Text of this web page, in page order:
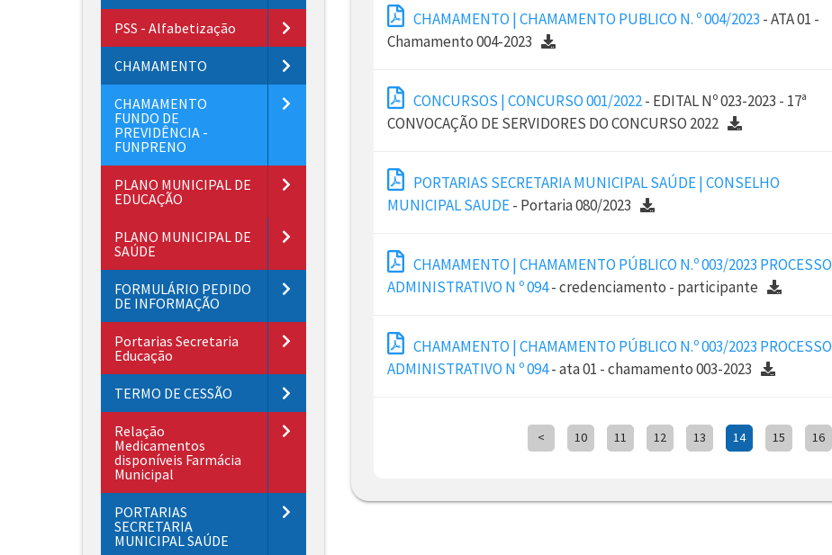
PSS - Alfabetização
CHAMAMENTO
CHAMAMENTO
FUNDO DE
PREVIDÊNCIA -
FUNPRENO
PLANO MUNICIPAL DE
EDUCAÇÃO
PLANO MUNICIPAL DE
SAÚDE
FORMULÁRIO PEDIDO
DE INFORMAÇÃO
Portarias Secretaria
Educação
TERMO DE CESSÃO
Relação
Medicamentos
disponíveis Farmácia
Municipal
PORTARIAS
SECRETARIA
MUNICIPAL SAÚDE
CHAMAMENTO | CHAMAMENTO PUBLICO N. º 004/2023 - ATA 01 -
Chamamento 004-2023
CONCURSOS | CONCURSO 001/2022- EDITAL Nº 023-2023 - 17ª
CONVOCAÇÃO DE SERVIDORES DO CONCURSO 2022
PORTARIAS SECRETARIA MUNICIPAL SAÚDE | CONSELHO
MUNICIPAL SAUDE- Portaria 080/2023
CHAMAMENTO | CHAMAMENTO PÚBLICO N.º 003/2023 PROCESSO
ADMINISTRATIVO N º 094- credenciamento - participante
CHAMAMENTO | CHAMAMENTO PÚBLICO N.º 003/2023 PROCESSO
ADMINISTRATIVO N º 094- ata 01 - chamamento 003-2023
< 10 11 12 13 14 15 16